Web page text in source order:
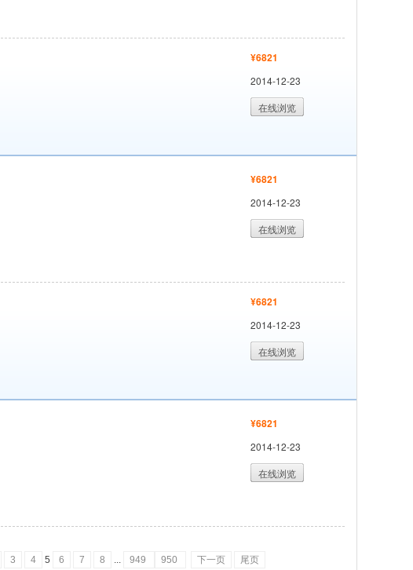
¥6821
2014-12-23
在线浏览
¥6821
2014-12-23
在线浏览
¥6821
2014-12-23
在线浏览
¥6821
2014-12-23
在线浏览
3 4 5 6 7 8 ... 949 950 下一页 尾页